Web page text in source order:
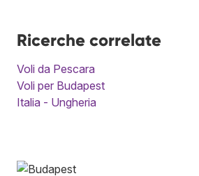
Ricerche correlate
Voli da Pescara
Voli per Budapest
Italia - Ungheria